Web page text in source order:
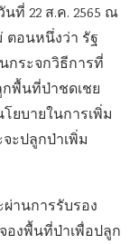
ที่ 22 ส.ค. 2565 ณ
ตอนหนึ่งว่า รัฐ
กระจกวิธีการที่
พื้นที่ป่าชดเชย
บายในการเพิ่ม
ะปลูกป่าเพิ่ม
านการรับรอง
องพื้นที่ป่าเพื่อปลูก